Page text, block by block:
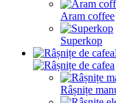
Aram coffee
Superkop
Râșnițe